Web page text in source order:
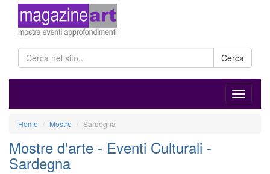
Cerca
Home Mostre Sardegna
Mostre d'arte - Eventi Culturali -
Sardegna